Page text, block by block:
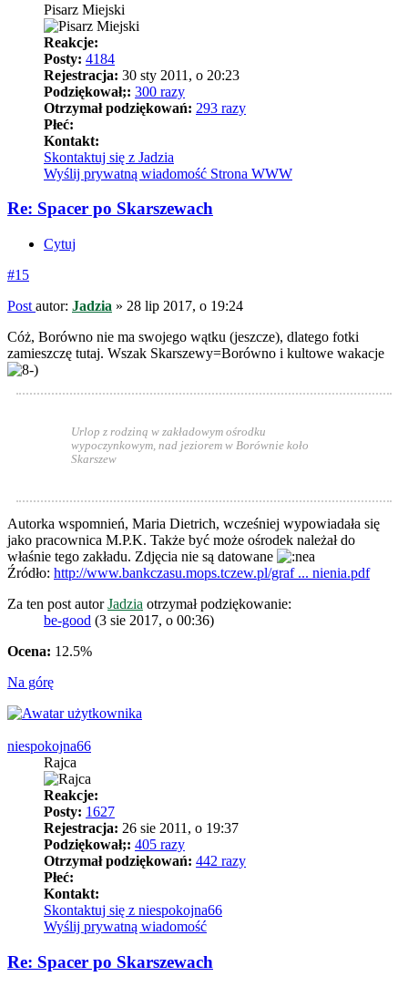
Pisarz Miejski
Reakcje:
Posty: 4184
Rejestracja: 30 sty 2011, o 20:23
Podziękował;: 300 razy
Otrzymał podziękowań: 293 razy
Płeć:
Kontakt:
Skontaktuj się z Jadzia
Wyślij prywatną wiadomość Strona WWW
Re: Spacer po Skarszewach
Cytuj
#15
Post autor: Jadzia » 28 lip 2017, o 19:24
Cóż, Borówno nie ma swojego wątku (jeszcze), dlatego fotki
zamieszczę tutaj. Wszak Skarszewy=Borówno i kultowe wakacje
Urlop z rodziną w zakładowym ośrodku
wypoczynkowym, nad jeziorem w Borównie koło
Skarszew
Autorka wspomnień, Maria Dietrich, wcześniej wypowiadała się
jako pracownica M.P.K. Także być może ośrodek należał do
właśnie tego zakładu. Zdjęcia nie są datowane
Źródło: http://www.bankczasu.mops.tczew.pl/graf ... nienia.pdf
Za ten post autorJadzia otrzymał podziękowanie:
be-good (3 sie 2017, o 00:36)
Ocena: 12.5%
Na górę
niespokojna66
Rajca
Reakcje:
Posty: 1627
Rejestracja: 26 sie 2011, o 19:37
Podziękował;: 405 razy
Otrzymał podziękowań: 442 razy
Płeć:
Kontakt:
Skontaktuj się z niespokojna66
Wyślij prywatną wiadomość
Re: Spacer po Skarszewach